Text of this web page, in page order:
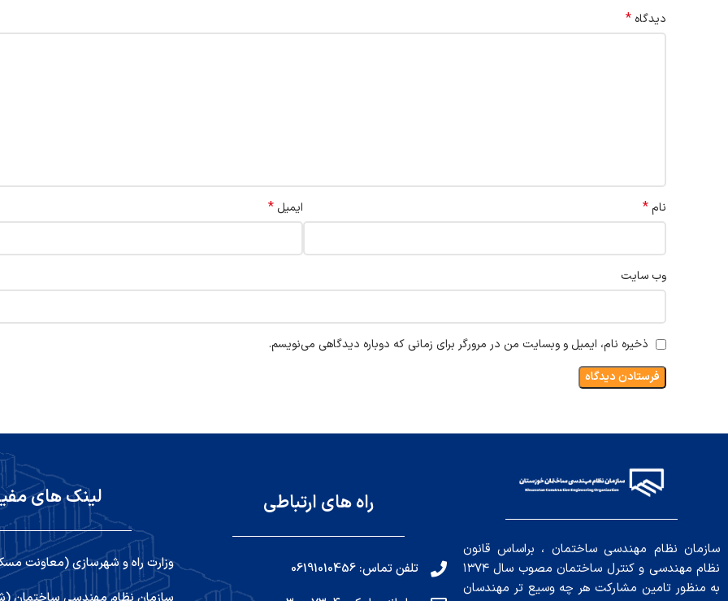
دیدگاه *
نام* ایمیل *
وب‌ سایت
ذخیره نام، ایمیل و وبسایت من در مرورگر برای زمانی که دوباره دیدگاهی می‌نویسم.
سازمان نظام مهندسی ساختمان ، براساس قانون
نظام مهندسی و کنترل ساختمان مصوب سال ۱۳۷۴
به منظور تامین مشارکت هر چه وسیع تر مهندسان
راه های ارتباطی
تلفن تماس: 06191010456
لینک های
وزارت راه و شهرسازی (معاونت